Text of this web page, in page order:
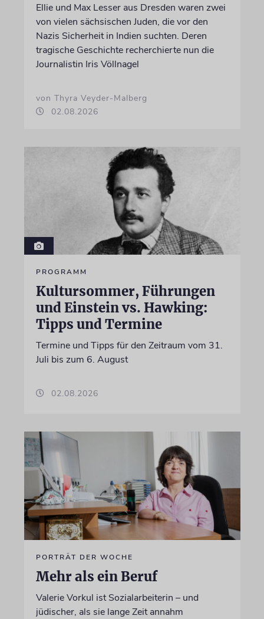
Ellie und Max Lesser aus Dresden waren zwei
von vielen sächsischen Juden, die vor den
Nazis Sicherheit in Indien suchten. Deren
tragische Geschichte recherchierte nun die
Journalistin Iris Völlnagel
von Thyra Veyder-Malberg
02.08.2026
PROGRAMM
Kultursommer, Führungen
und Einstein vs. Hawking:
Tipps und Termine
Termine und Tipps für den Zeitraum vom 31.
Juli bis zum 6. August
02.08.2026
PORTRÄT DER WOCHE
Mehr als ein Beruf
Valerie Vorkul ist Sozialarbeiterin – und
jüdischer, als sie lange Zeit annahm